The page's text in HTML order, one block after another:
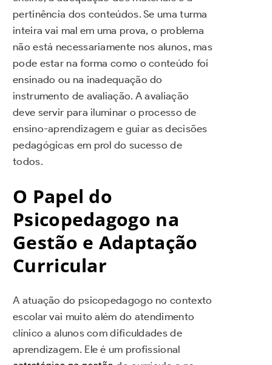
pertinência dos conteúdos. Se uma turma
inteira vai mal em uma prova, o problema
não está necessariamente nos alunos, mas
pode estar na forma como o conteúdo foi
ensinado ou na inadequação do
instrumento de avaliação. A avaliação
deve servir para iluminar o processo de
ensino-aprendizagem e guiar as decisões
pedagógicas em prol do sucesso de
todos.
O Papel do
Psicopedagogo na
Gestão e Adaptação
Curricular
A atuação do psicopedagogo no contexto
escolar vai muito além do atendimento
clínico a alunos com dificuldades de
aprendizagem. Ele é um profissional